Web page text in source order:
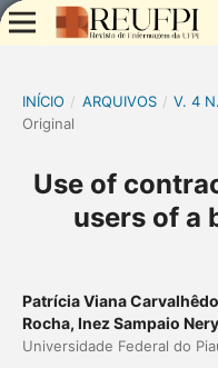
INÍCIO / ARQUIVOS / V. 4
Original
Use of
users of a
Patrícia Viana
Rocha, Inez Sampaio
Universidade Federal do